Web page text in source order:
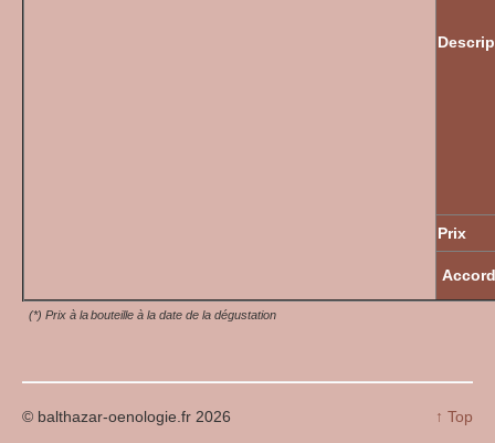
Prix
Accord
(*) Prix à la bouteille à la date de la dégustation
↑ Top
© balthazar-oenologie.fr 2026